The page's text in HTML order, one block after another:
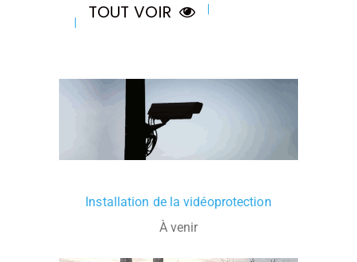
TOUT VOIR
Installation de la vidéoprotection
À venir